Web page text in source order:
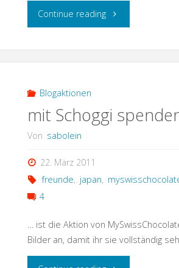
Continue reading"Schreibpause"
Blogaktionen
mit Schoggi
Von sabolein
22. März 2011
freunde, japan,
4
… ist die Aktion von
Bilder an, damit ihr sie vollständig